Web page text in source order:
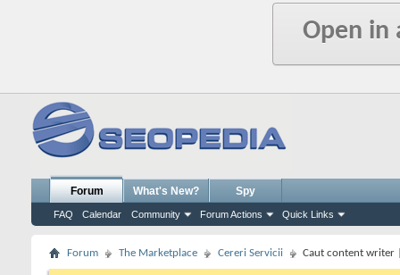
Open in
Forum
FAQ Calendar Community Forum Actions Quick Links
What's New? Spy
Forum The Marketplace Cereri Servicii Caut content writer